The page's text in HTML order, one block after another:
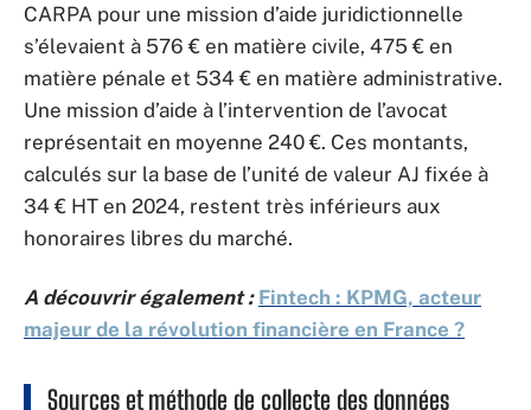
CARPA pour une mission d’aide juridictionnelle
s’élevaient à 576 € en matière civile, 475 € en
matière pénale et 534 € en matière administrative.
Une mission d’aide à l’intervention de l’avocat
représentait en moyenne 240 €. Ces montants,
calculés sur la base de l’unité de valeur AJ fixée à
34 € HT en 2024, restent très inférieurs aux
honoraires libres du marché.
A découvrir également : Fintech : KPMG, acteur
majeur de la révolution financière en France ?
Sources et méthode de collecte des données